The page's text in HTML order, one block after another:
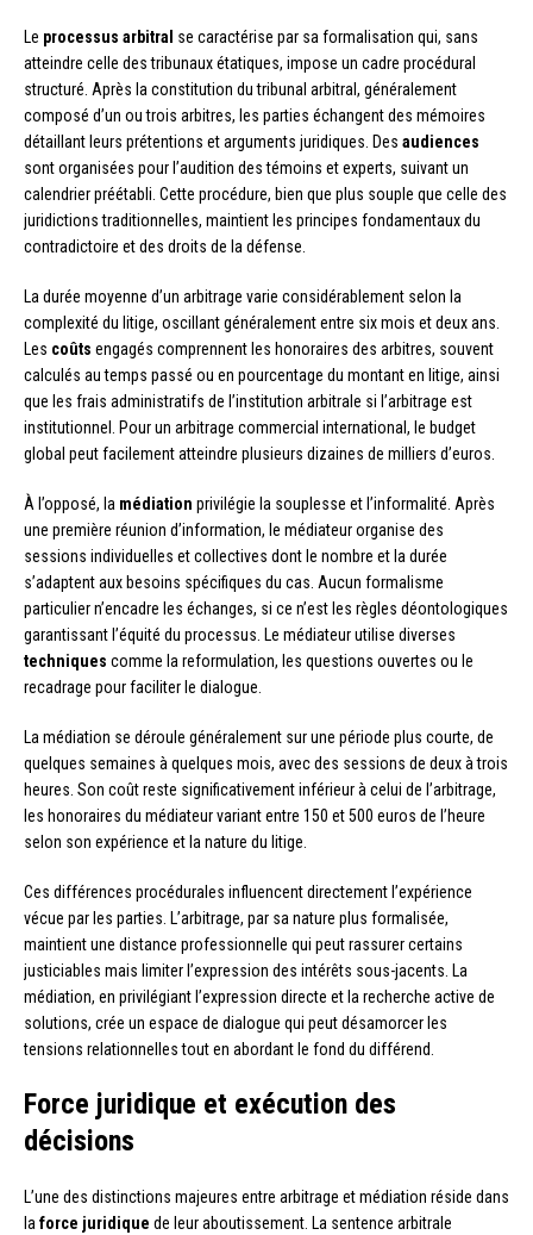
Le processus arbitral se caractérise par sa formalisation qui, sans
atteindre celle des tribunaux étatiques, impose un cadre procédural
structuré. Après la constitution du tribunal arbitral, généralement
composé d’un ou trois arbitres, les parties échangent des mémoires
détaillant leurs prétentions et arguments juridiques. Des audiences
sont organisées pour l’audition des témoins et experts, suivant un
calendrier préétabli. Cette procédure, bien que plus souple que celle des
juridictions traditionnelles, maintient les principes fondamentaux du
contradictoire et des droits de la défense.
La durée moyenne d’un arbitrage varie considérablement selon la
complexité du litige, oscillant généralement entre six mois et deux ans.
Les coûts engagés comprennent les honoraires des arbitres, souvent
calculés au temps passé ou en pourcentage du montant en litige, ainsi
que les frais administratifs de l’institution arbitrale si l’arbitrage est
institutionnel. Pour un arbitrage commercial international, le budget
global peut facilement atteindre plusieurs dizaines de milliers d’euros.
À l’opposé, la médiation privilégie la souplesse et l’informalité. Après
une première réunion d’information, le médiateur organise des
sessions individuelles et collectives dont le nombre et la durée
s’adaptent aux besoins spécifiques du cas. Aucun formalisme
particulier n’encadre les échanges, si ce n’est les règles déontologiques
garantissant l’équité du processus. Le médiateur utilise diverses
techniques comme la reformulation, les questions ouvertes ou le
recadrage pour faciliter le dialogue.
La médiation se déroule généralement sur une période plus courte, de
quelques semaines à quelques mois, avec des sessions de deux à trois
heures. Son coût reste significativement inférieur à celui de l’arbitrage,
les honoraires du médiateur variant entre 150 et 500 euros de l’heure
selon son expérience et la nature du litige.
Ces différences procédurales influencent directement l’expérience
vécue par les parties. L’arbitrage, par sa nature plus formalisée,
maintient une distance professionnelle qui peut rassurer certains
justiciables mais limiter l’expression des intérêts sous-jacents. La
médiation, en privilégiant l’expression directe et la recherche active de
solutions, crée un espace de dialogue qui peut désamorcer les
tensions relationnelles tout en abordant le fond du différend.
Force juridique et exécution des
décisions
L’une des distinctions majeures entre arbitrage et médiation réside dans
laforce juridique de leur aboutissement. La sentence arbitrale